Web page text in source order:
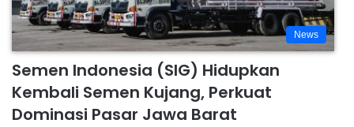
News
Semen Indonesia (SIG) Hidupkan
Kembali Semen Kujang, Perkuat
Dominasi Pasar Jawa Barat